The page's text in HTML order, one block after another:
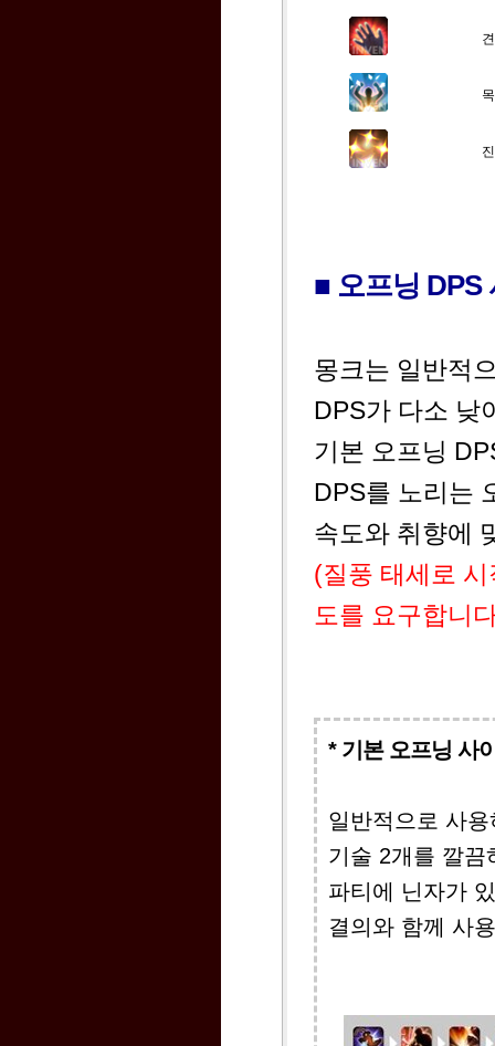
■ 오프닝 DPS
몽크는 일반적
DPS가 다소 낮
기본 오프닝
DPS를 노리는
속도와 취향에
(질풍 태세로
도를 요구합니
* 기본 오프닝 사
일반적으로 사
기술 2개를 깔끔
파티에 닌자가
결의와 함께 사